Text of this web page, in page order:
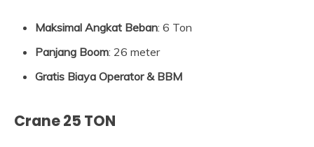
Maksimal Angkat Beban: 6 Ton
Panjang Boom: 26 meter
Gratis Biaya Operator & BBM
Crane 25 TON